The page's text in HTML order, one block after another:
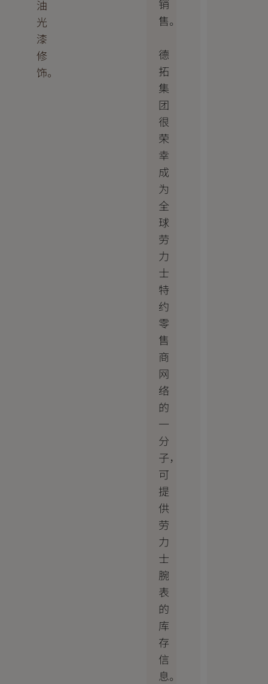
油
光
漆
修
饰。
销
售。
德
拓
集
团
很
荣
幸
成
为
全
球
劳
力
士
特
约
零
售
商
网
络
的
一
分
子，
可
提
供
劳
力
士
腕
表
的
库
存
信
息。